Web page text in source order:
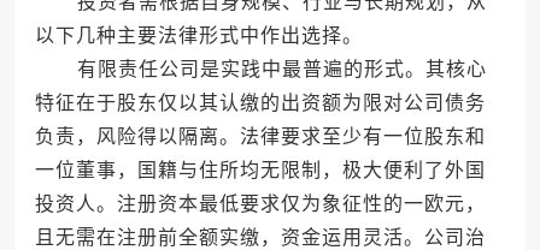
以下几种主要法律形式中作出选择。
有限责任公司是实践中最普遍的形式。其核心
特征在于股东仅以其认缴的出资额为限对公司债务
负责，风险得以隔离。法律要求至少有一位股东和
一位董事，国籍与住所均无限制，极大便利了外国
投资人。注册资本最低要求仅为象征性的一欧元，
且无需在注册前全额实缴，资金运用灵活。公司治